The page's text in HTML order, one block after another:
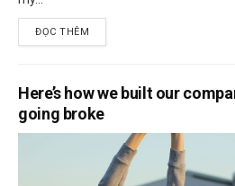
ĐỌC THÊM
Here’s how we built our
going broke